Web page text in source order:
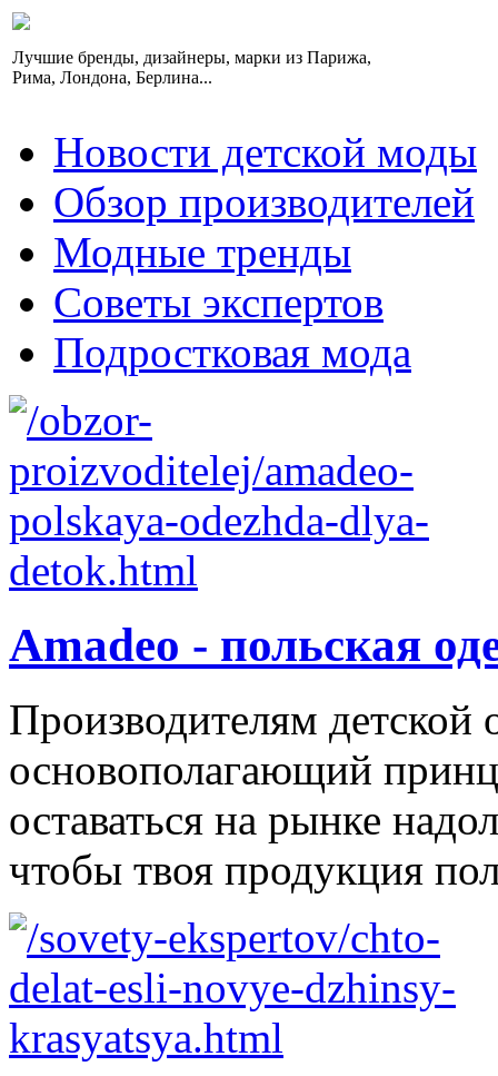
Лучшие бренды, дизайнеры, марки из Парижа,
Рима, Лондона, Берлина...
Новости детской моды
Обзор производителей
Модные тренды
Советы экспертов
Подростковая мода
Amadeo - польская
Производителям детской
основополагающий
оставаться на рынке
чтобы твоя продукция